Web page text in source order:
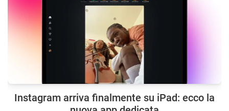
Instagram arriva finalmente su iPad: ecco la